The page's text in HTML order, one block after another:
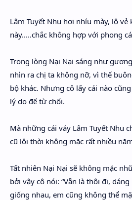
Lâm Tuyết Nhu hơi nhíu mày, lộ vẻ
này.....chắc không hợp với phong
Trong lòng Nại Nại sáng như
nhìn ra chị ta không nỡ, vì thế
bộ khác. Nhưng cô lấy cái nào
lý do để từ chối.
Mà những cái váy Lâm Tuyết Nhu
cũ lỗi thời không mặc rất nhiều
Tất nhiên Nại Nại sẽ không mặc
bởi vậy cô nói: “Vẫn là thôi đi,
giống nhau, em cũng không thể